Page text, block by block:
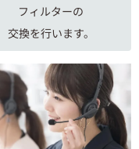
フィルターの
交換を行います。